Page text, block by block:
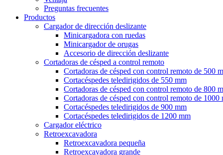
Preguntas frecuentes
Productos
Cargador de dirección deslizante
Minicargadora con ruedas
Minicargador de orugas
Accesorio de dirección deslizante
Cortadoras de césped a control remoto
Cortadoras de césped con control remoto de 500
Cortacéspedes teledirigidos de 550 mm
Cortadoras de césped con control remoto de 800
Cortadoras de césped con control remoto de 1000
Cortacéspedes teledirigidos de 900 mm
Cortacéspedes teledirigidos de 1200 mm
Cargador eléctrico
Retroexcavadora
Retroexcavadora pequeña
Retroexcavadora grande